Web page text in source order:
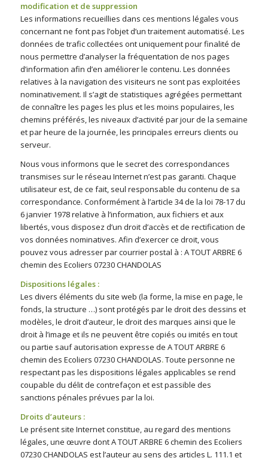
modification et de suppression
Les informations recueillies dans ces mentions légales vous
concernant ne font pas l’objet d’un traitement automatisé. Les
données de trafic collectées ont uniquement pour finalité de
nous permettre d’analyser la fréquentation de nos pages
d’information afin d’en améliorer le contenu. Les données
relatives à la navigation des visiteurs ne sont pas exploitées
nominativement. Il s’agit de statistiques agrégées permettant
de connaître les pages les plus et les moins populaires, les
chemins préférés, les niveaux d’activité par jour de la semaine
et par heure de la journée, les principales erreurs clients ou
serveur.
Nous vous informons que le secret des correspondances
transmises sur le réseau Internet n’est pas garanti. Chaque
utilisateur est, de ce fait, seul responsable du contenu de sa
correspondance. Conformément à l’article 34 de la loi 78-17 du
6 janvier 1978 relative à l’information, aux fichiers et aux
libertés, vous disposez d’un droit d’accès et de rectification de
vos données nominatives. Afin d’exercer ce droit, vous
pouvez vous adresser par courrier postal à : A TOUT ARBRE 6
chemin des Ecoliers 07230 CHANDOLAS
Dispositions légales :
Les divers éléments du site web (la forme, la mise en page, le
fonds, la structure …) sont protégés par le droit des dessins et
modèles, le droit d’auteur, le droit des marques ainsi que le
droit à l’image et ils ne peuvent être copiés ou imités en tout
ou partie sauf autorisation expresse de A TOUT ARBRE 6
chemin des Ecoliers 07230 CHANDOLAS.Toute personne ne
respectant pas les dispositions légales applicables se rend
coupable du délit de contrefaçon et est passible des
sanctions pénales prévues par la loi.
Droits d’auteurs :
Le présent site Internet constitue, au regard des mentions
légales, une œuvre dont A TOUT ARBRE 6 chemin des Ecoliers
07230 CHANDOLAS est l’auteur au sens des articles L. 111.1 et